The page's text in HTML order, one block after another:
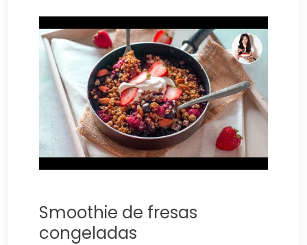
Smoothie de fresas
congeladas